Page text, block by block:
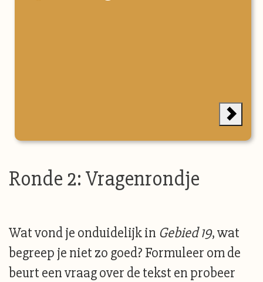
Ronde 2: Vragenrondje
Wat vond je onduidelijk in Gebied 19, wat
begreep je niet zo goed? Formuleer om de
beurt een vraag over de tekst en probeer